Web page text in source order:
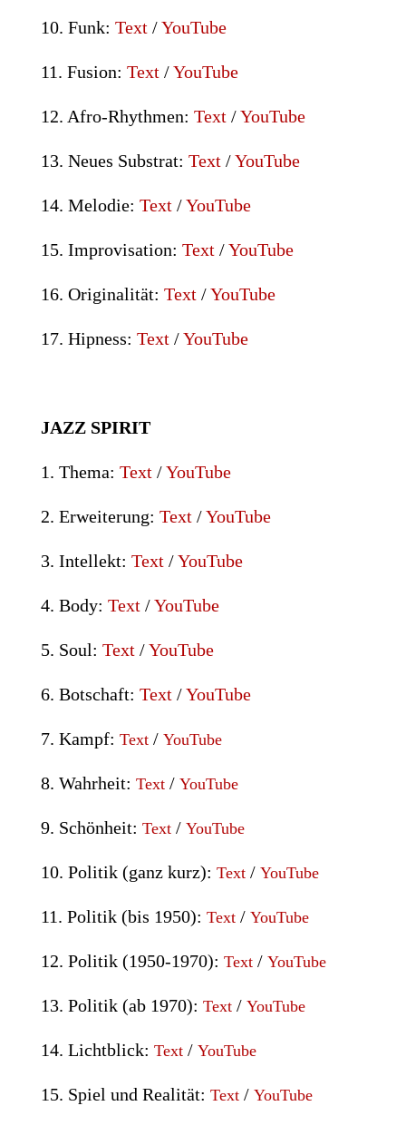
10. Funk: Text/YouTube
11. Fusion: Text/YouTube
12. Afro-Rhythmen: Text/YouTube
13. Neues Substrat: Text/YouTube
14. Melodie: Text/YouTube
15. Improvisation: Text/YouTube
16. Originalität: Text/YouTube
17. Hipness: Text/YouTube
JAZZ SPIRIT
1. Thema: Text/YouTube
2. Erweiterung: Text/YouTube
3. Intellekt: Text/YouTube
4. Body: Text/YouTube
5. Soul: Text/YouTube
6. Botschaft: Text/YouTube
7. Kampf: Text/ YouTube
8. Wahrheit: Text/ YouTube
9. Schönheit: Text/ YouTube
10. Politik (ganz kurz): Text/ YouTube
11. Politik (bis 1950): Text/ YouTube
12. Politik (1950-1970): Text/ YouTube
13. Politik (ab 1970): Text/ YouTube
14. Lichtblick: Text/ YouTube
15. Spiel und Realität: Text/ YouTube